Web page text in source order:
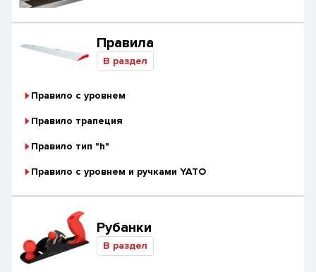
Правила
В раздел
Правило с уровнем
Правило трапеция
Правило тип "h"
Правило с уровнем и ручками YATO
Рубанки
В раздел